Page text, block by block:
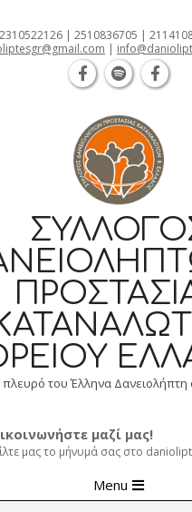
2310522126 | 2510836705 |
|
πλευρό του Έλληνα Δανειολήπτη
μαζί μας!
μας το μήνυμά σας στο
Menu